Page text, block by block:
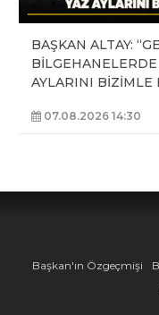
BAŞKAN ALTAY:
AYLARINI BİZİMLE
07.08.2026 14:30
Başkan'ın Özgeçmişi